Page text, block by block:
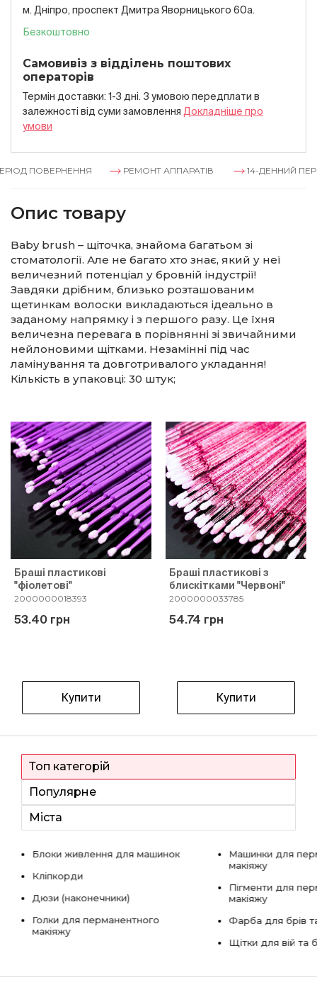
м. Дніпро, проспект Дмитра Яворницького 60а.
Безкоштовно
Самовивіз з відділень поштових
операторів
Термін доставки: 1-3 дні. З умовою передплати в
залежностi вiд суми замовлення Докладнiше про
умови
ПОВЕРНЕННЯ РЕМОНТ АППАРАТІВ 14-ДЕННИЙ
Опис товару
Baby brush – щіточка, знайома багатьом зі
стоматології. Але не багато хто знає, який у неї
величезний потенціал у бровній індустрії!
Завдяки дрібним, близько розташованим
щетинкам волоски викладаються ідеально в
заданому напрямку і з першого разу. Це їхня
величезна перевага в порівнянні зі звичайними
нейлоновими щітками. Незамінні під час
ламінування та довготривалого укладання!
Кількість в упаковці: 30 штук;
Браші пластикові
"фіолетові"
2000000018393
53.40 грн
Купити
Браші пластикові з
блискітками "Червоні"
2000000033785
54.74 грн
Купити
Топ категорій
Популярне
Міста
Блоки живлення для машинок
Кліпкорди
Дюзи (наконечники)
Голки для перманентного
макіяжу
Машинки для
макіяжу
Пігменти для
макіяжу
Фарба для брів
Щітки для вій та